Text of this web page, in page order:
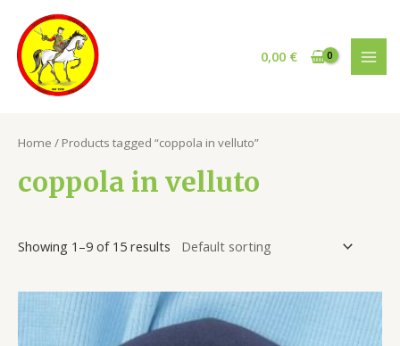
contenuto
0,00 €
Home / Products tagged “coppola in velluto”
coppola in velluto
Showing 1–9 of 15 results